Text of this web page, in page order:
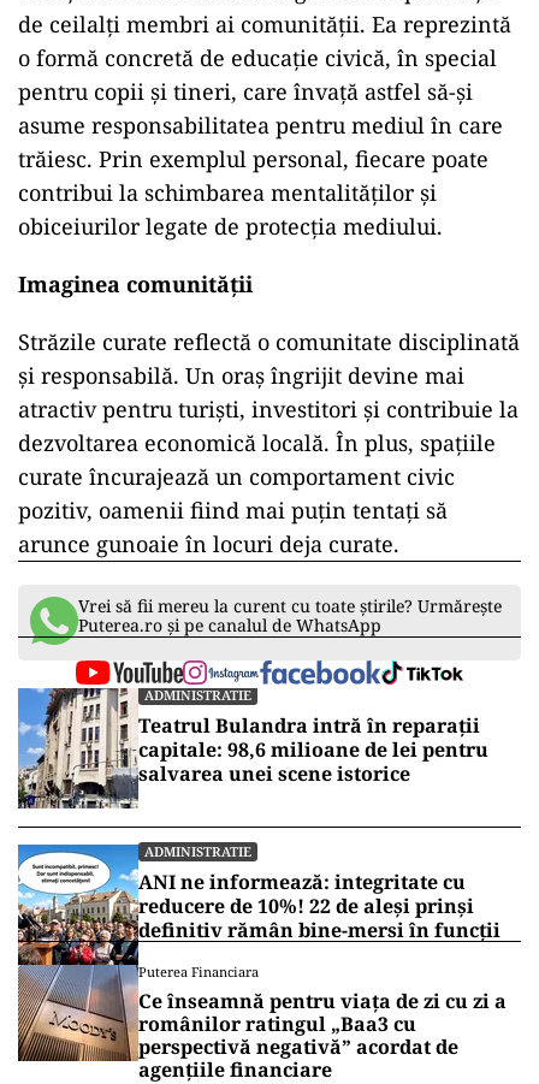
de ceilalți membri ai comunității. Ea reprezintă
o formă concretă de educație civică, în special
pentru copii și tineri, care învață astfel să-și
asume responsabilitatea pentru mediul în care
trăiesc. Prin exemplul personal, fiecare poate
contribui la schimbarea mentalităților și
obiceiurilor legate de protecția mediului.
Imaginea comunității
Străzile curate reflectă o comunitate disciplinată
și responsabilă. Un oraș îngrijit devine mai
atractiv pentru turiști, investitori și contribuie la
dezvoltarea economică locală. În plus, spațiile
curate încurajează un comportament civic
pozitiv, oamenii fiind mai puțin tentați să
arunce gunoaie în locuri deja curate.
Vrei să fii mereu la curent cu toate știrile? Urmărește
Puterea.ro și pe canalul de WhatsApp
ADMINISTRATIE
Teatrul Bulandra intră în reparații
capitale: 98,6 milioane de lei pentru
salvarea unei scene istorice
ADMINISTRATIE
ANI ne informează: integritate cu
reducere de 10%! 22 de aleși prinși
definitiv rămân bine-mersi în funcții
Puterea Financiara
Ce înseamnă pentru viața de zi cu zi a
românilor ratingul „Baa3 cu
perspectivă negativă” acordat de
agențiile financiare